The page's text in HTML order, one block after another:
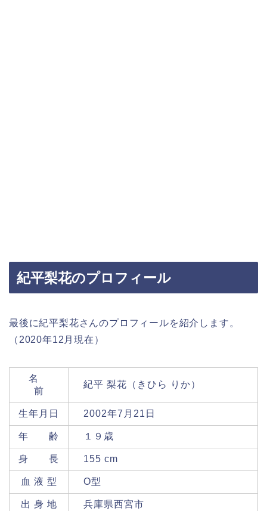
紀平梨花のプロフィール
最後に紀平梨花さんのプロフィールを紹介します。
（2020年12月現在）
名
前
紀平 梨花（きひら りか）
生年月日 2002年7月21日
年 齢 １９歳
身 長 155 cm
血 液 型 O型
出 身 地 兵庫県西宮市